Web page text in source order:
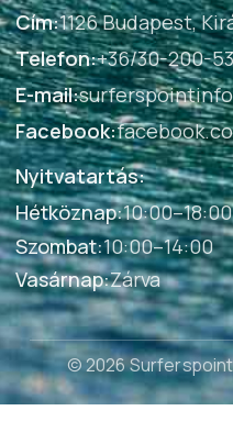
Cím:1126 Budapest,
Telefon:+36/30-200-
E-mail:
Facebook:
Nyitvatartás:
Hétköznap:10:00–18:00
Szombat:10:00–14:00
Vasárnap:Zárva
© 2026 Surferspoint